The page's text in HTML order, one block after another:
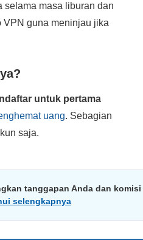
selama masa liburan dan
VPN guna meninjau jika
untuk pertama
uang. Sebagian
saja.
tanggapan Anda dan
selengkapnya